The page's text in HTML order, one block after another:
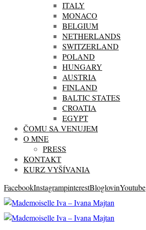
ITALY
MONACO
BELGIUM
NETHERLANDS
SWITZERLAND
POLAND
HUNGARY
AUSTRIA
FINLAND
BALTIC STATES
CROATIA
EGYPT
ČOMU SA VENUJEM
O MNE
PRESS
KONTAKT
KURZ VYŠÍVANIA
FacebookInstagrampinterestBloglovinYoutube